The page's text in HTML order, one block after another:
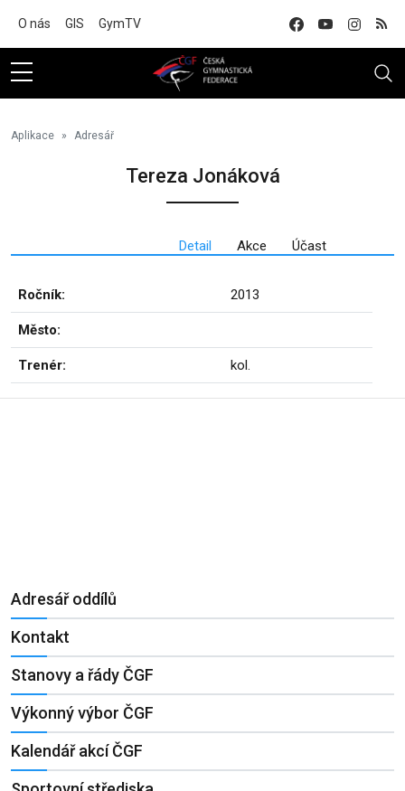
O nás GIS GymTV
Aplikace Adresář
Tereza Jonáková
Detail Akce Účast
Ročník: 2013
Město:
Trenér: kol.
Adresář oddílů
Kontakt
Stanovy a řády ČGF
Výkonný výbor ČGF
Kalendář akcí ČGF